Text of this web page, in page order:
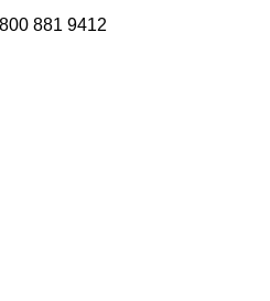
881 9412